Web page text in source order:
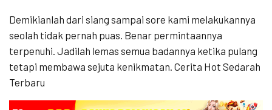
Demikianlah dari siang sampai sore kami melakukannya
seolah tidak pernah puas. Benar permintaannya
terpenuhi. Jadilah lemas semua badannya ketika pulang
tetapi membawa sejuta kenikmatan. Cerita Hot Sedarah
Terbaru